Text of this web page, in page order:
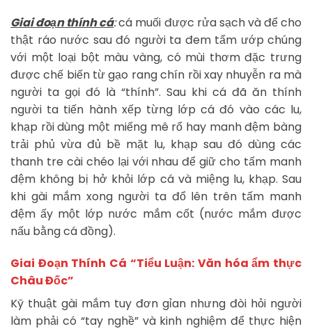
Giai đoạn thính cá:cá muối được rửa sạch và để cho
thật ráo nước sau đó người ta đem tẩm ướp chúng
với một loại bột màu vàng, có mùi thơm đặc trưng
được chế biến từ gạo rang chín rồi xay nhuyễn ra mà
người ta gọi đó là “thính”. Sau khi cá đã ăn thính
người ta tiến hành xếp từng lớp cá đó vào các lu,
khạp rồi dùng một miếng mê rổ hay manh đệm bàng
trải phủ vừa đủ bề mặt lu, khạp sau đó dùng các
thanh tre cài chéo lại với nhau để giữ cho tấm manh
đệm không bị hở khỏi lớp cá và miệng lu, khạp. Sau
khi gài mắm xong người ta đổ lên trên tấm manh
đệm ấy một lớp nước mắm cốt (nước mắm được
nấu bằng cá đồng).
Giai Đoạn Thính Cá “Tiểu Luận: Văn hóa ẩm thực
Châu Đốc”
Kỹ thuật gài mắm tuy đơn gỉan nhưng đòi hỏi người
làm phải có “tay nghề” và kinh nghiệm để thực hiện